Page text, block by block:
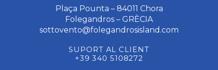
Plaça Pounta – 84011 Chora
Folegandros – GRÈCIA
sottovento@folegandrosisland.com
SUPORT AL CLIENT
+39 340 5108272